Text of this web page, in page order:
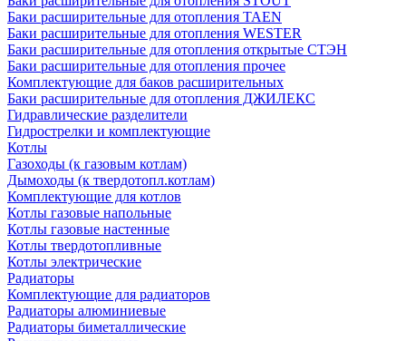
Баки расширительные для отопления TAEN
Баки расширительные для отопления WESTER
Баки расширительные для отопления открытые СТЭН
Баки расширительные для отопления прочее
Комплектующие для баков расширительных
Баки расширительные для отопления ДЖИЛЕКС
Гидравлические разделители
Гидрострелки и комплектующие
Котлы
Газоходы (к газовым котлам)
Дымоходы (к твердотопл.котлам)
Комплектующие для котлов
Котлы газовые напольные
Котлы газовые настенные
Котлы твердотопливные
Котлы электрические
Радиаторы
Комплектующие для радиаторов
Радиаторы алюминиевые
Радиаторы биметаллические